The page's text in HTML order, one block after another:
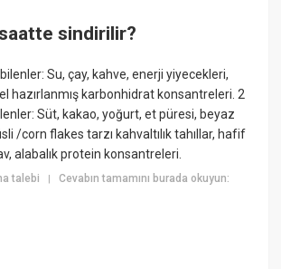
sindirilir?
Su, çay, kahve, enerji yiyecekleri,
hazırlanmış karbonhidrat konsantreleri. 2
Süt, kakao, yoğurt, et püresi, beyaz
/corn flakes tarzı kahvaltılık tahıllar, hafif
alabalık protein konsantreleri.
talebi |Cevabın tamamını burada okuyun: